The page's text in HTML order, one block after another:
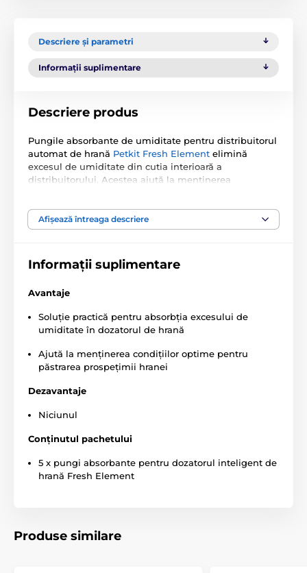
Descriere și parametri
Informații suplimentare
Descriere produs
Pungile absorbante de umiditate pentru distribuitorul
automat de hrană Petkit Fresh Element elimină
excesul de umiditate din cutia interioară a
distribuitorului. Acestea ajută la menținerea
pachet cu 5 bucăți.
Afișează întreaga descriere
Informații suplimentare
Avantaje
Soluție practică pentru absorbția excesului de
umiditate în dozatorul de hrană
Ajută la menținerea condițiilor optime pentru
păstrarea prospețimii hranei
Dezavantaje
Niciunul
Conținutul pachetului
5 x pungi absorbante pentru dozatorul inteligent de
hrană Fresh Element
Produse similare